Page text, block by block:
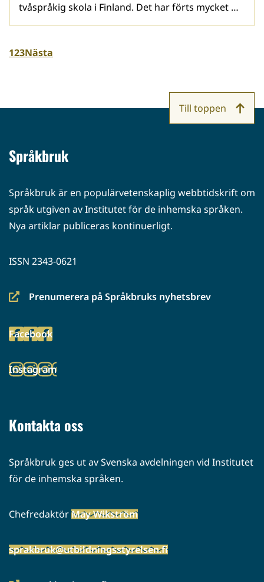
tvåspråkig skola i Finland. Det har förts mycket …
123Nästa
Språkbruk
Språkbruk är en populärvetenskaplig webbtidskrift om
språk utgiven av Institutet för de inhemska språken.
Nya artiklar publiceras kontinuerligt.
ISSN 2343-0621
Prenumerera på Språkbruks nyhetsbrev
(siirryt
palveluun)
Facebook
(siirryt
palveluun)
Instagram
(siirryt
Kontakta oss
Språkbruk ges ut av Svenska avdelningen vid Institutet
för de inhemska språken.
ChefredaktörMay Wikström
sprakbruk@utbildningsstyrelsen.fi
Till toppen